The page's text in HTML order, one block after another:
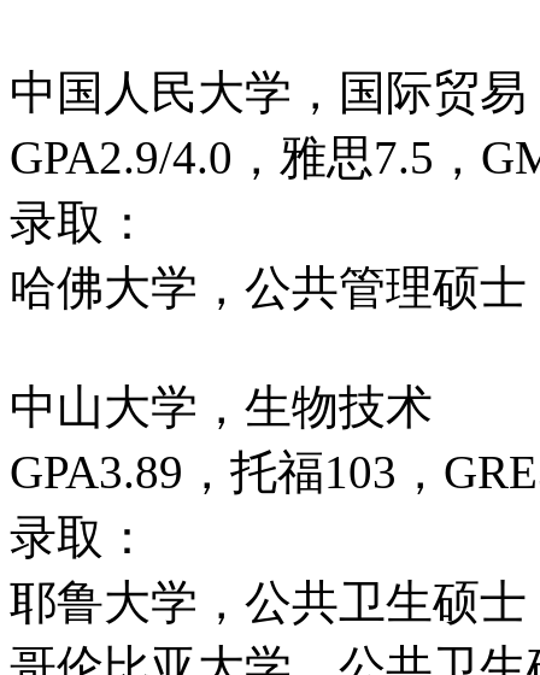
中国人民大学，国际贸易
GPA2.9/4.0，雅思7.5，
录取：
哈佛大学，公共管理硕
中山大学，生物技术
GPA3.89，托福103，
录取：
耶鲁大学，公共卫生硕士